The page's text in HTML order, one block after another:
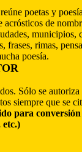
poetas y
acrósticos de
municipios,
frases, rimas,
poesía.
Sólo se
siempre que se
para
etc.)